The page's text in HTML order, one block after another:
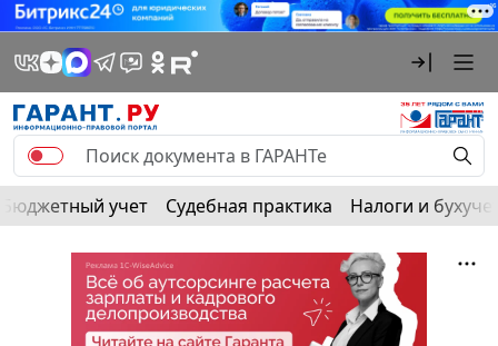
Бюджетный учет Судебная практика Налоги и